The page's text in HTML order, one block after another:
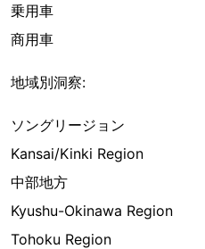
乗用車
商用車
地域別洞察:
ソングリージョン
Kansai/Kinki Region
中部地方
Kyushu-Okinawa Region
Tohoku Region